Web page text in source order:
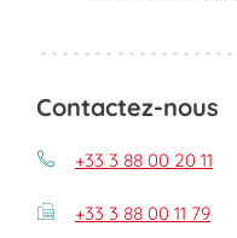
Contactez-nous
+33 3 88 00 20 11
+33 3 88 00 11 79